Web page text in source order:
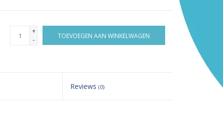
+
-
TOEVOEGEN AAN WINKELWAGEN
Reviews(0)